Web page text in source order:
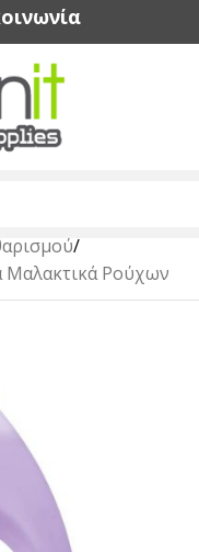
/
Μαλακτικά Ρούχων